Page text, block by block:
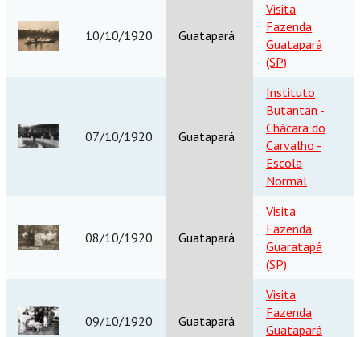
10/10/1920 Guatapará
Visita
Fazenda
Guatapará
(SP)
07/10/1920 Guatapará
Instituto
Butantan -
Chácara do
Carvalho -
Escola
Normal
08/10/1920 Guatapará
Visita
Fazenda
Guaratapá
(SP)
09/10/1920 Guatapará
Visita
Fazenda
Guatapará